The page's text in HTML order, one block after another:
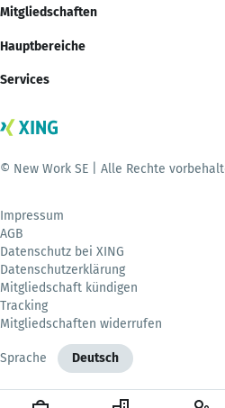
Mitgliedschaften
Hauptbereiche
Services
© New Work SE | Alle Rechte
Impressum
AGB
Datenschutz bei XING
Datenschutzerklärung
Mitgliedschaft kündigen
Tracking
Mitgliedschaften widerrufen
Sprache Deutsch